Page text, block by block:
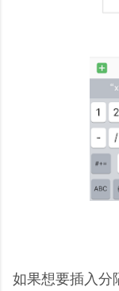
如果想要插入分